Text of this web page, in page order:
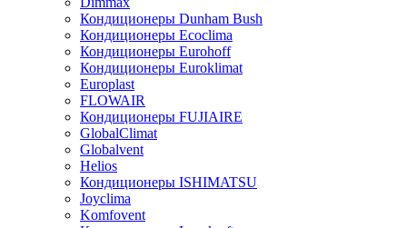
Кондиционеры Dunham Bush
Кондиционеры Ecoclima
Кондиционеры Eurohoff
Кондиционеры Euroklimat
Europlast
FLOWAIR
Кондиционеры FUJIAIRE
GlobalClimat
Globalvent
Helios
Кондиционеры ISHIMATSU
Joyclima
Komfovent